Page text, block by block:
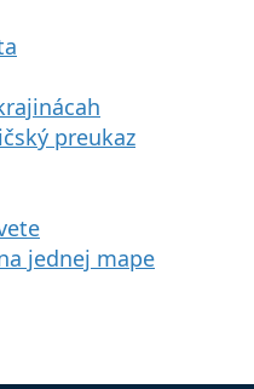
preukaz
jednej mape